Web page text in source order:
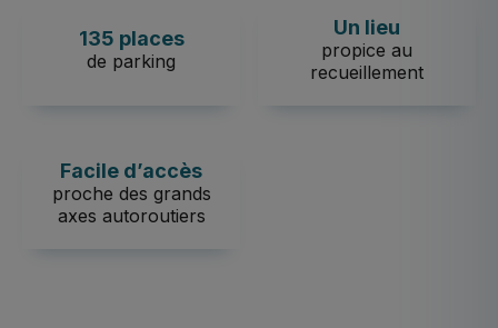
135 places
de parking
Un lieu
propice au
recueillement
Facile d’accès
proche des grands
axes autoroutiers